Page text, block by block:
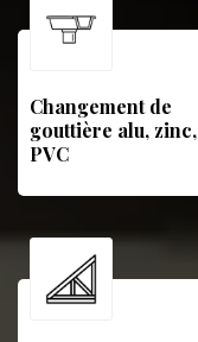
Changement de
gouttière alu, zinc,
PVC